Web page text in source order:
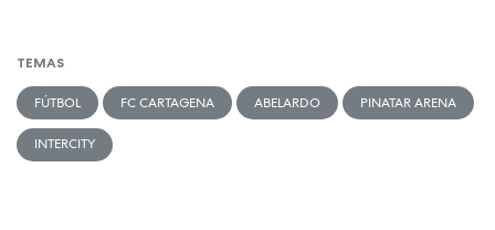
TEMAS
FÚTBOL FC CARTAGENA ABELARDO PINATAR ARENA
INTERCITY